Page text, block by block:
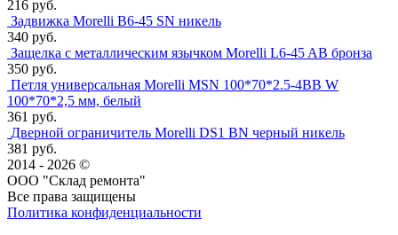
216 руб.
Задвижка Morelli B6-45 SN никель
340 руб.
Защелка с металлическим язычком Morelli L6-45 AB бронза
350 руб.
Петля универсальная Morelli MSN 100*70*2.5-4BB W
100*70*2,5 мм, белый
361 руб.
Дверной ограничитель Morelli DS1 BN черный никель
381 руб.
2014 - 2026 ©
ООО "Склад ремонта"
Все права защищены
Политика конфиденциальности